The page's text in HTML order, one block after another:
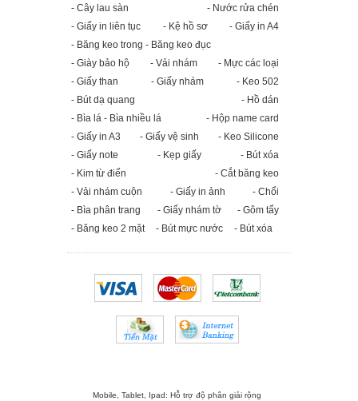
- Cây lau sàn
- Nước rửa chén
- Giấy in liên tục
- Kệ hồ sơ
- Giấy in A4
- Băng keo trong - Băng keo đục
- Giày bảo hộ
- Vải nhám
- Mực các loại
- Giấy than
- Giấy nhám
- Keo 502
- Bút dạ quang
- Hồ dán
- Bìa lá - Bìa nhiều lá
- Hộp name card
- Giấy in A3
- Giấy vệ sinh
- Keo Silicone
- Giấy note
- Kẹp giấy
- Bút xóa
- Kim từ điển
- Cắt băng keo
- Vải nhám cuộn
- Giấy in ảnh
- Chổi
- Bìa phân trang
- Giấy nhám tờ
- Gôm tẩy
- Băng keo 2 mặt
- Bút mực nước - Bút xóa
Mobile, Tablet, Ipad: Hỗ trợ độ phân giải rộng